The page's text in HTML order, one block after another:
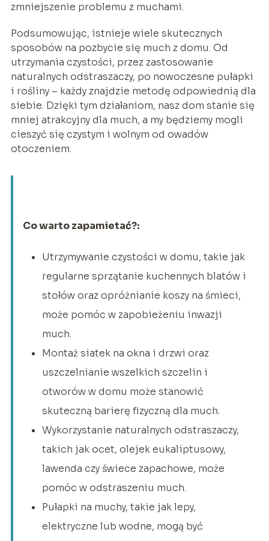
zmniejszenie problemu z muchami.
Podsumowując, istnieje wiele skutecznych
sposobów na pozbycie się much z domu. Od
utrzymania czystości, przez zastosowanie
naturalnych odstraszaczy, po nowoczesne pułapki
i rośliny – każdy znajdzie metodę odpowiednią dla
siebie. Dzięki tym działaniom, nasz dom stanie się
mniej atrakcyjny dla much, a my będziemy mogli
cieszyć się czystym i wolnym od owadów
otoczeniem.
Co warto zapamietać?:
Utrzymywanie czystości w domu, takie jak
regularne sprzątanie kuchennych blatów i
stołów oraz opróżnianie koszy na śmieci,
może pomóc w zapobieżeniu inwazji
much.
Montaż siatek na okna i drzwi oraz
uszczelnianie wszelkich szczelin i
otworów w domu może stanowić
skuteczną barierę fizyczną dla much.
Wykorzystanie naturalnych odstraszaczy,
takich jak ocet, olejek eukaliptusowy,
lawenda czy świece zapachowe, może
pomóc w odstraszeniu much.
Pułapki na muchy, takie jak lepy,
elektryczne lub wodne, mogą być